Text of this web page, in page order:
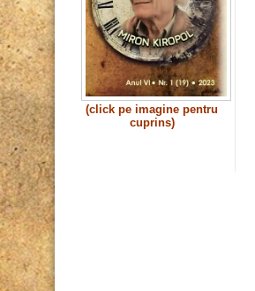
(click pe imagine pentru
cuprins)